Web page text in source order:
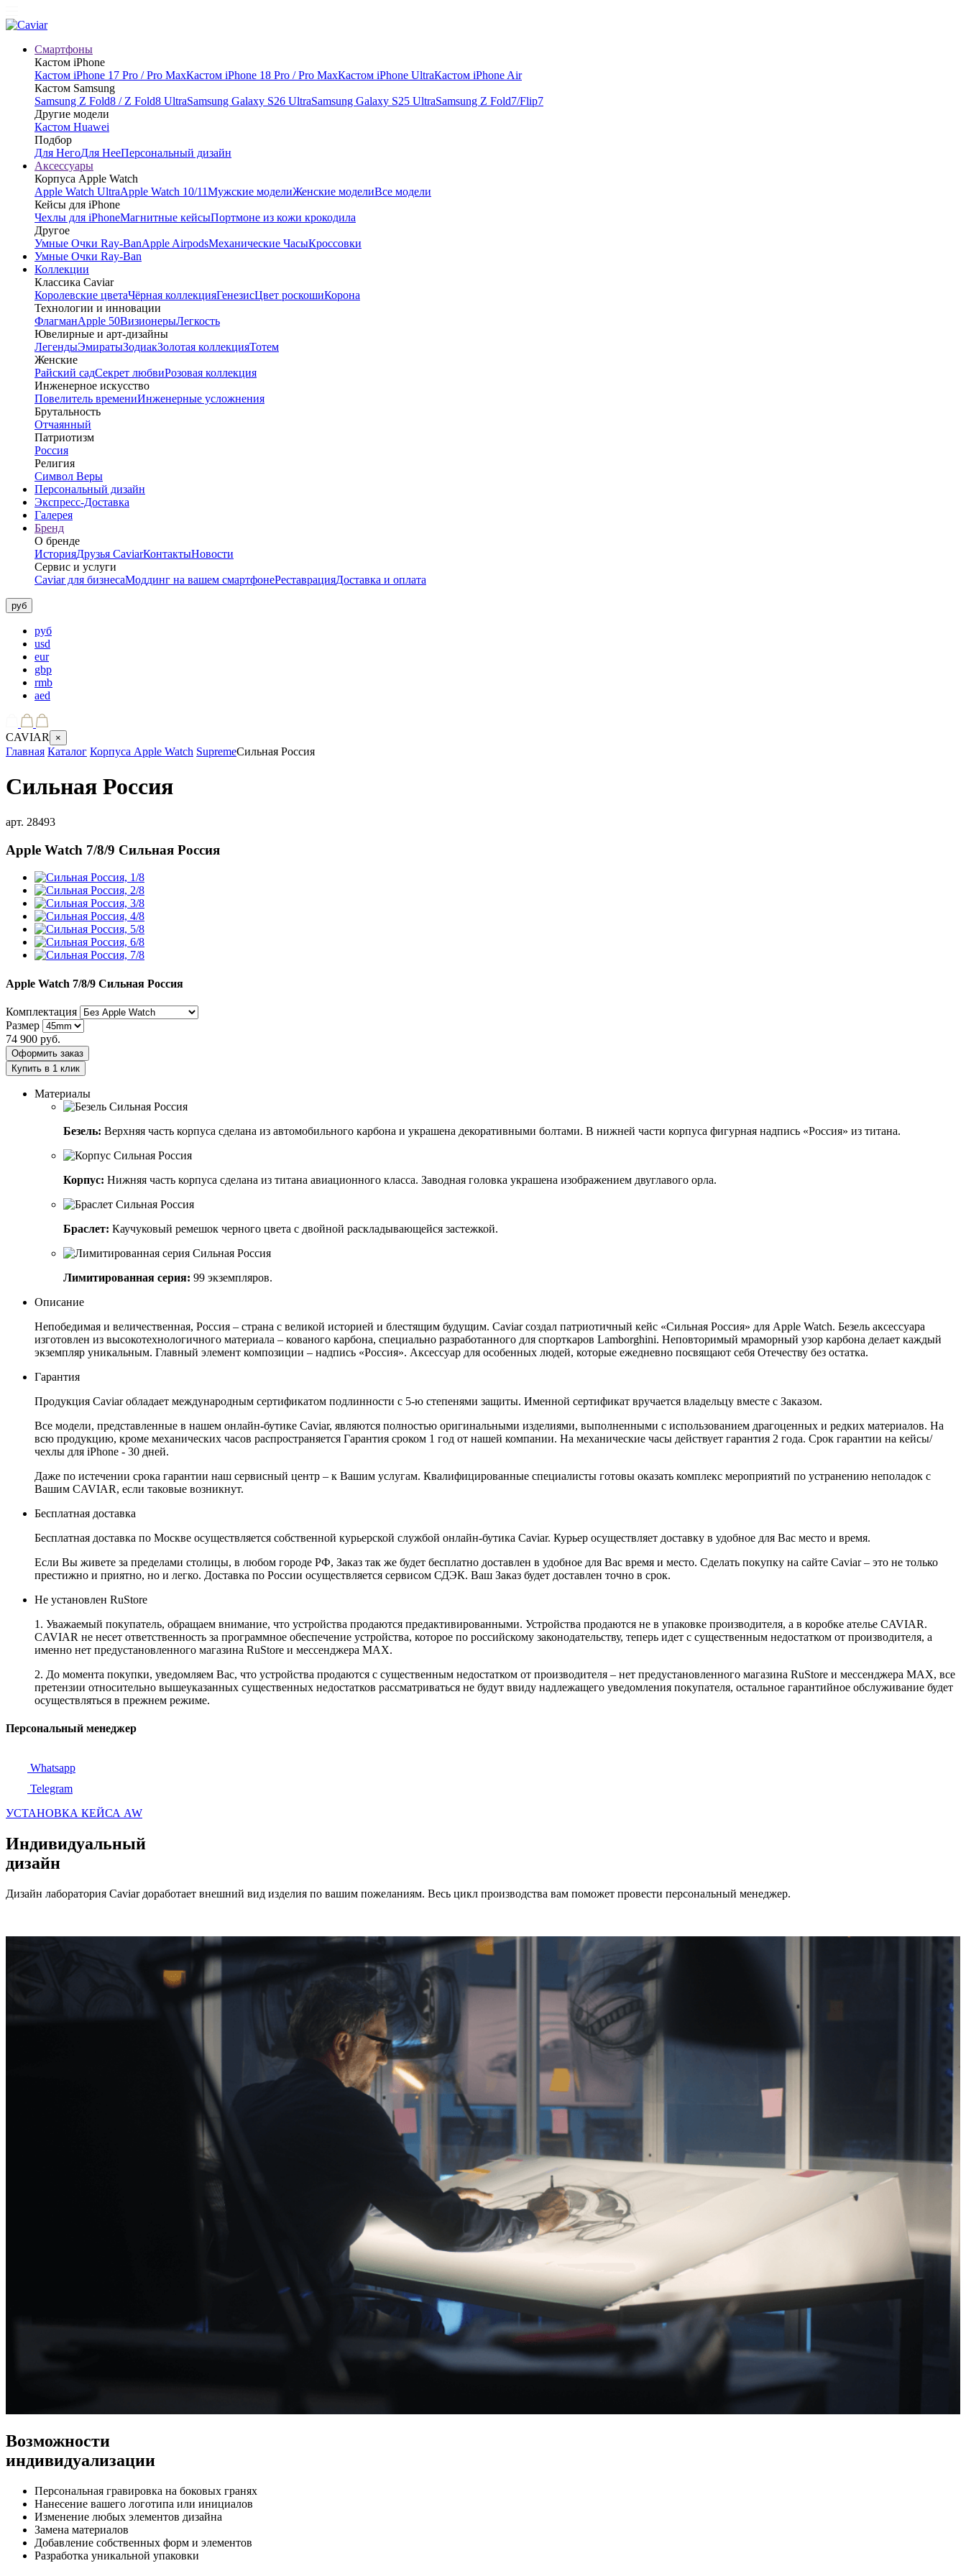
Смартфоны
Кастом iPhone
Кастом iPhone 17 Pro / Pro MaxКастом iPhone 18 Pro / Pro MaxКастом iPhone UltraКастом iPhone Air
Кастом Samsung
Samsung Z Fold8 / Z Fold8 UltraSamsung Galaxy S26 UltraSamsung Galaxy S25 UltraSamsung Z Fold7/Flip7
Другие модели
Кастом Huawei
Подбор
Для НегоДля НееПерсональный дизайн
Аксессуары
Корпуса Apple Watch
Apple Watch UltraApple Watch 10/11Мужские моделиЖенские моделиВсе модели
Кейсы для iPhone
Чехлы для iPhoneМагнитные кейсыПортмоне из кожи крокодила
Другое
Умные Очки Ray-BanApple AirpodsМеханические ЧасыКроссовки
Умные Очки Ray-Ban
Коллекции
Классика Caviar
Королевские цветаЧёрная коллекцияГенезисЦвет роскошиКорона
Технологии и инновации
ФлагманApple 50ВизионерыЛегкость
Ювелирные и арт-дизайны
ЛегендыЭмиратыЗодиакЗолотая коллекцияТотем
Женские
Райский садСекрет любвиРозовая коллекция
Инженерное искусство
Повелитель времениИнженерные усложнения
Брутальность
Отчаянный
Патриотизм
Россия
Религия
Символ Веры
Персональный дизайн
Экспресс-Доставка
Галерея
Бренд
О бренде
ИсторияДрузья CaviarКонтактыНовости
Сервис и услуги
Caviar для бизнесаМоддинг на вашем смартфонеРеставрацияДоставка и оплата
руб
руб
usd
eur
gbp
rmb
aed
CAVIAR ×
Главная Каталог Корпуса Apple Watch SupremeСильная Россия
Сильная Россия
арт. 28493
Apple Watch 7/8/9 Сильная Россия
Apple Watch 7/8/9 Сильная Россия
Комплектация
Размер
74 900 руб.
Оформить заказ
Купить в 1 клик
Материалы
Безель: Верхняя часть корпуса сделана из автомобильного карбона и украшена декоративными болтами. В нижней части корпуса фигурная надпись «Россия» из титана.
Корпус: Нижняя часть корпуса сделана из титана авиационного класса. Заводная головка украшена изображением двуглавого орла.
Браслет: Каучуковый ремешок черного цвета с двойной раскладывающейся застежкой.
Лимитированная серия: 99 экземпляров.
Описание
Непобедимая и величественная, Россия – страна с великой историей и блестящим будущим. Caviar создал патриотичный кейс «Сильная Россия» для Apple Watch. Безель аксессуара
изготовлен из высокотехнологичного материала – кованого карбона, специально разработанного для спорткаров Lamborghini. Неповторимый мраморный узор карбона делает каждый
экземпляр уникальным. Главный элемент композиции – надпись «Россия». Аксессуар для особенных людей, которые ежедневно посвящают себя Отечеству без остатка.
Гарантия
Продукция Caviar обладает международным сертификатом подлинности с 5-ю степенями защиты. Именной сертификат вручается владельцу вместе с Заказом.
Все модели, представленные в нашем онлайн-бутике Caviar, являются полностью оригинальными изделиями, выполненными с использованием драгоценных и редких материалов. На
всю продукцию, кроме механических часов распространяется Гарантия сроком 1 год от нашей компании. На механические часы действует гарантия 2 года. Срок гарантии на кейсы/
чехлы для iPhone - 30 дней.
Даже по истечении срока гарантии наш сервисный центр – к Вашим услугам. Квалифицированные специалисты готовы оказать комплекс мероприятий по устранению неполадок с
Вашим CAVIAR, если таковые возникнут.
Бесплатная доставка
Бесплатная доставка по Москве осуществляется собственной курьерской службой онлайн-бутика Caviar. Курьер осуществляет доставку в удобное для Вас место и время.
Если Вы живете за пределами столицы, в любом городе РФ, Заказ так же будет бесплатно доставлен в удобное для Вас время и место. Сделать покупку на сайте Caviar – это не только
престижно и приятно, но и легко. Доставка по России осуществляется сервисом СДЭК. Ваш Заказ будет доставлен точно в срок.
Не установлен RuStore
1. Уважаемый покупатель, обращаем внимание, что устройства продаются предактивированными. Устройства продаются не в упаковке производителя, а в коробке ателье CAVIAR.
CAVIAR не несет ответственность за программное обеспечение устройства, которое по российскому законодательству, теперь идет с существенным недостатком от производителя, а
именно нет предустановленного магазина RuStore и мессенджера MAX.
2. До момента покупки, уведомляем Вас, что устройства продаются с существенным недостатком от производителя – нет предустановленного магазина RuStore и мессенджера MAX, все
претензии относительно вышеуказанных существенных недостатков рассматриваться не будут ввиду надлежащего уведомления покупателя, остальное гарантийное обслуживание будет
осуществляться в прежнем режиме.
Персональный менеджер
Whatsapp
Telegram
УСТАНОВКА КЕЙСА AW
Индивидуальный
дизайн
Дизайн лаборатория Caviar доработает внешний вид изделия по вашим пожеланиям. Весь цикл производства вам поможет провести персональный менеджер.
Возможности
индивидуализации
Персональная гравировка на боковых гранях
Нанесение вашего логотипа или инициалов
Изменение любых элементов дизайна
Замена материалов
Добавление собственных форм и элементов
Разработка уникальной упаковки